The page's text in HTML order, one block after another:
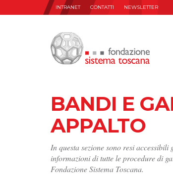
INTRANET CONTATTI NEWSLETTER
BANDI E
APPALTO
In questa sezione sono resi
informazioni di tutte le procedure di
Fondazione Sistema Toscana.